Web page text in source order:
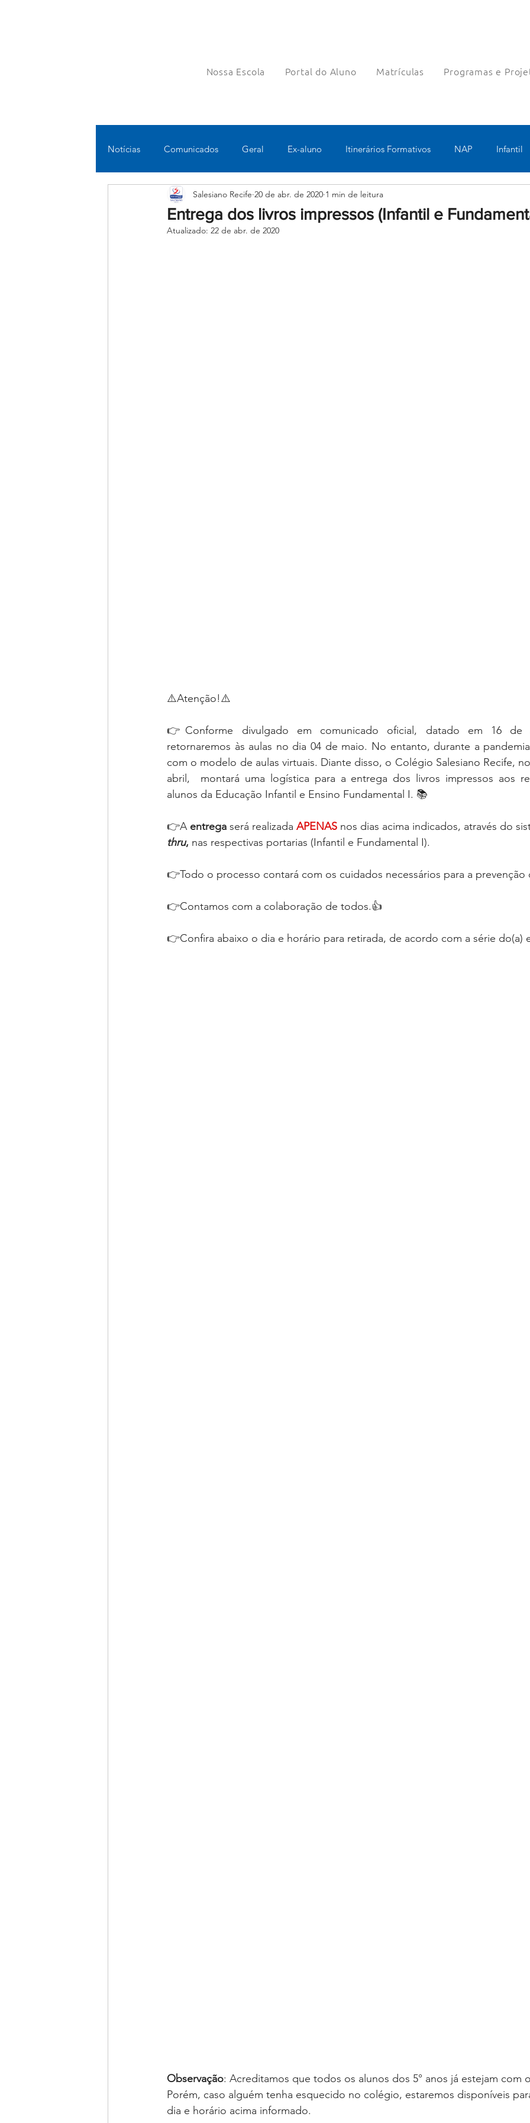
Nossa Escola Portal do Aluno Matrículas Programas e
Notícias Comunicados Geral Ex-aluno Itinerários Formativos NAP Infantil
Fundamental II Ensino Médio Pastoral Esportes
Entrega dos livros impressos (Infantil e
Salesiano Recife 20 de abr. de 2020 1 min de leitura
Atualizado: 22 de abr. de 2020
⚠️Atenção!⚠️
👉Conforme divulgado em comunicado oficial, datado em 16 de
retornaremos às aulas no dia 04 de maio. No entanto, durante a
com o modelo de aulas virtuais. Diante disso, o Colégio Salesiano Recife,
abril,  montará uma logística para a entrega dos livros impressos aos
alunos da Educação Infantil e Ensino Fundamental I. 📚
👉A entrega será realizada APENAS nos dias acima indicados, através do
thru, nas respectivas portarias (Infantil e Fundamental I).
👉Todo o processo contará com os cuidados necessários para a prevenção
👉Contamos com a colaboração de todos.👍
👉Confira abaixo o dia e horário para retirada, de acordo com a série do(a)
Observação: Acreditamos que todos os alunos dos 5° anos já estejam com
Porém, caso alguém tenha esquecido no colégio, estaremos disponíveis
dia e horário acima informado.